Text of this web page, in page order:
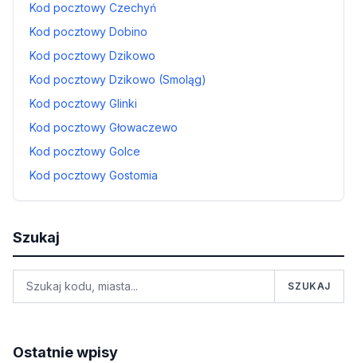
Kod pocztowy Czechyń
Kod pocztowy Dobino
Kod pocztowy Dzikowo
Kod pocztowy Dzikowo (Smoląg)
Kod pocztowy Glinki
Kod pocztowy Głowaczewo
Kod pocztowy Golce
Kod pocztowy Gostomia
Szukaj
SZUKAJ
Ostatnie wpisy